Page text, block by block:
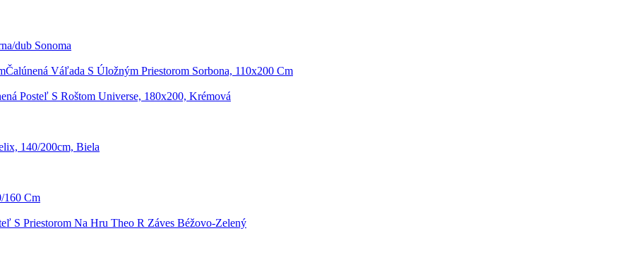
dub Sonoma
Čalúnená Váľada S Úložným Priestorom Sorbona, 110x200 Cm
Posteľ S Roštom Universe, 180x200, Krémová
140/200cm, Biela
160 Cm
S Priestorom Na Hru Theo R Záves Béžovo-Zelený